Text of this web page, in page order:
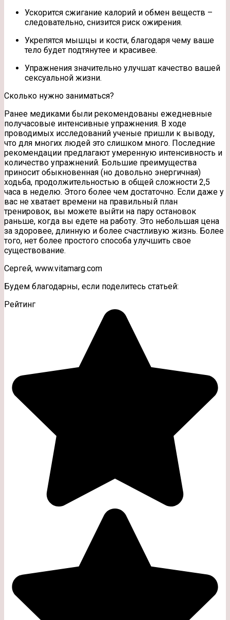
Ускорится сжигание калорий и обмен веществ –
следовательно, снизится риск ожирения.
Укрепятся мышцы и кости, благодаря чему ваше
тело будет подтянутее и красивее.
Упражнения значительно улучшат качество вашей
сексуальной жизни.
Сколько нужно заниматься?
Ранее медиками были рекомендованы ежедневные
получасовые интенсивные упражнения. В ходе
проводимых исследований ученые пришли к выводу,
что для многих людей это слишком много. Последние
рекомендации предлагают умеренную интенсивность и
количество упражнений. Большие преимущества
приносит обыкновенная (но довольно энергичная)
ходьба, продолжительностью в общей сложности 2,5
часа в неделю. Этого более чем достаточно. Если даже у
вас не хватает времени на правильный план
тренировок, вы можете выйти на пару остановок
раньше, когда вы едете на работу. Это небольшая цена
за здоровее, длинную и более счастливую жизнь. Более
того, нет более простого способа улучшить свое
существование.
Сергей, www.vitamarg.com
Будем благодарны, если поделитесь статьей:
Рейтинг